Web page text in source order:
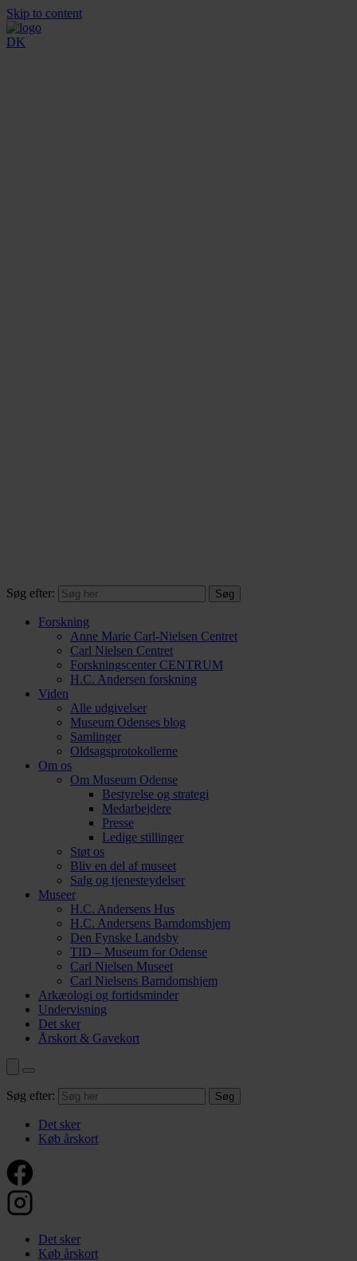
Skip to content
DK
Søg efter:
Forskning
Anne Marie Carl-Nielsen Centret
Carl Nielsen Centret
Forsknings­center CENTRUM
H.C. Andersen forskning
Viden
Alle udgivelser
Museum Odenses blog
Samlinger
Oldsagsprotokollerne
Om os
Om Museum Odense
Bestyrelse og strategi
Medarbejdere
Presse
Ledige stillinger
Støt os
Bliv en del af museet
Salg og tjenesteydelser
Museer
H.C. Andersens Hus
H.C. Andersens Barndomshjem
Den Fynske Landsby
TID – Museum for Odense
Carl Nielsen Museet
Carl Nielsens Barndomshjem
Arkæologi og fortidsminder
Undervisning
Det sker
Årskort & Gavekort
Søg efter:
Det sker
Køb årskort
Det sker
Køb årskort